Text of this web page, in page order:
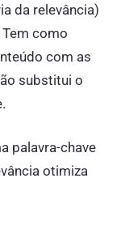
da relevância)
como
com as
substitui o
palavra-chave
otimiza